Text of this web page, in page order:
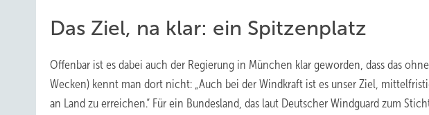
Das Ziel, na klar: ein Spitzenplatz
Offenbar ist es dabei auch der Regierung in München klar geworden, dass das
Wecken) kennt man dort nicht: „Auch bei der Windkraft ist es unser Ziel,
an Land zu erreichen.“ Für ein Bundesland, das laut Deutscher Windguard zum